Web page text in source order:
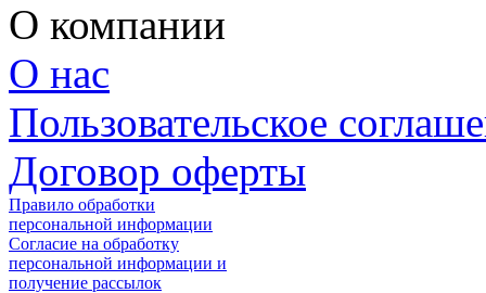
О компании
О нас
Пользовательское
Договор оферты
Правило обработки
персональной информации
Согласие на обработку
персональной информации и
получение рассылок